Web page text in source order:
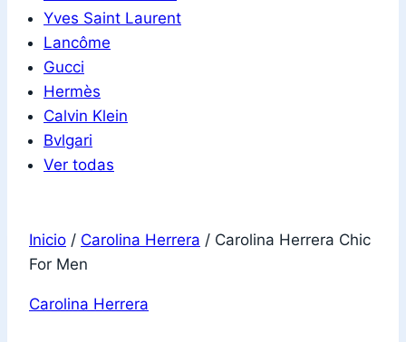
Yves Saint Laurent
Lancôme
Gucci
Hermès
Calvin Klein
Bvlgari
Ver todas
Inicio / Carolina Herrera / Carolina Herrera Chic
For Men
Carolina Herrera